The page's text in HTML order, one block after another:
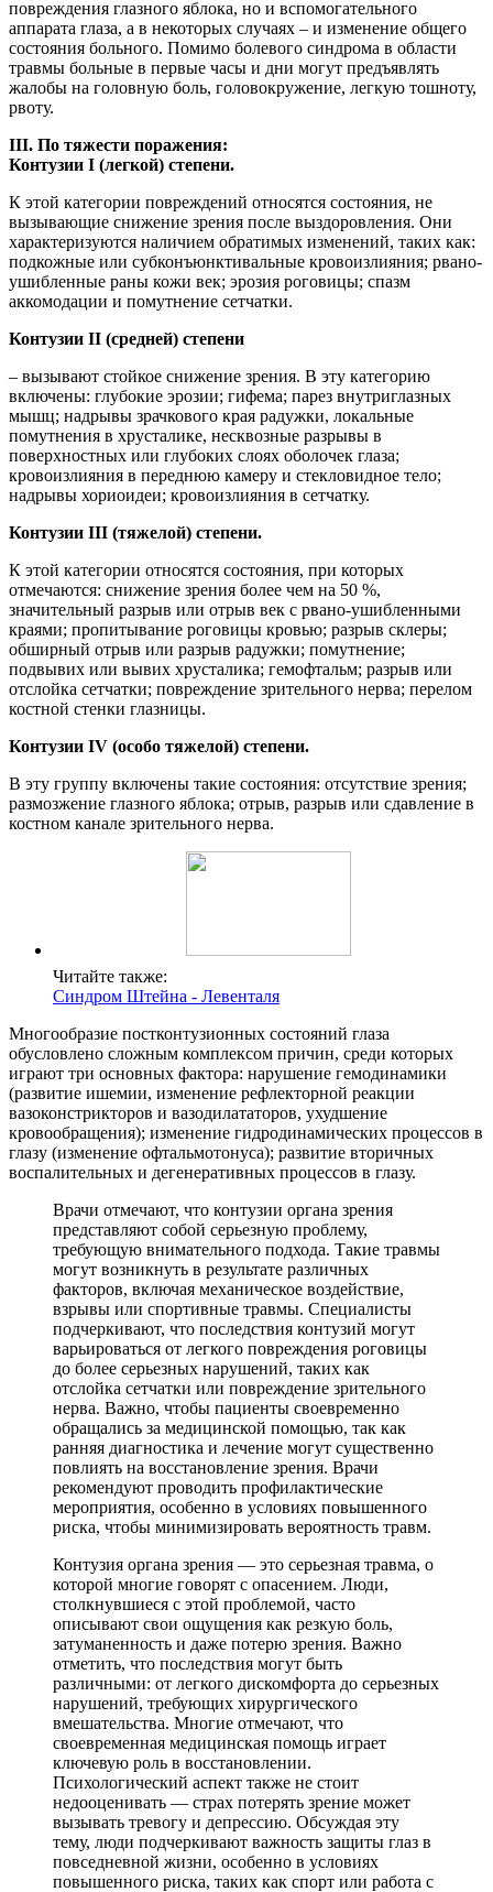
повреждения глазного яблока, но и вспомогательного
аппарата глаза, а в некоторых случаях – и изменение общего
состояния больного. Помимо болевого синдрома в области
травмы больные в первые часы и дни могут предъявлять
жалобы на головную боль, головокружение, легкую тошноту,
рвоту.
III. По тяжести поражения:
Контузии I (легкой) степени.
К этой категории повреждений относятся состояния, не
вызывающие снижение зрения после выздоровления. Они
характеризуются наличием обратимых изменений, таких как:
подкожные или субконъюнктивальные кровоизлияния; рвано-
ушибленные раны кожи век; эрозия роговицы; спазм
аккомодации и помутнение сетчатки.
Контузии II (средней) степени
– вызывают стойкое снижение зрения. В эту категорию
включены: глубокие эрозии; гифема; парез внутриглазных
мышц; надрывы зрачкового края радужки, локальные
помутнения в хрусталике, несквозные разрывы в
поверхностных или глубоких слоях оболочек глаза;
кровоизлияния в переднюю камеру и стекловидное тело;
надрывы хориоидеи; кровоизлияния в сетчатку.
Контузии III (тяжелой) степени.
К этой категории относятся состояния, при которых
отмечаются: снижение зрения более чем на 50 %,
значительный разрыв или отрыв век с рвано-ушибленными
краями; пропитывание роговицы кровью; разрыв склеры;
обширный отрыв или разрыв радужки; помутнение;
подвывих или вывих хрусталика; гемофтальм; разрыв или
отслойка сетчатки; повреждение зрительного нерва; перелом
костной стенки глазницы.
Контузии IV (особо тяжелой) степени.
В эту группу включены такие состояния: отсутствие зрения;
размозжение глазного яблока; отрыв, разрыв или сдавление в
костном канале зрительного нерва.
Читайте также:
Синдром Штейна - Левенталя
Многообразие постконтузионных состояний глаза
обусловлено сложным комплексом причин, среди которых
играют три основных фактора: нарушение гемодинамики
(развитие ишемии, изменение рефлекторной реакции
вазоконстрикторов и вазодилататоров, ухудшение
кровообращения); изменение гидродинамических процессов в
глазу (изменение офтальмотонуса); развитие вторичных
воспалительных и дегенеративных процессов в глазу.
Врачи отмечают, что контузии органа зрения
представляют собой серьезную проблему,
требующую внимательного подхода. Такие травмы
могут возникнуть в результате различных
факторов, включая механическое воздействие,
взрывы или спортивные травмы. Специалисты
подчеркивают, что последствия контузий могут
варьироваться от легкого повреждения роговицы
до более серьезных нарушений, таких как
отслойка сетчатки или повреждение зрительного
нерва. Важно, чтобы пациенты своевременно
обращались за медицинской помощью, так как
ранняя диагностика и лечение могут существенно
повлиять на восстановление зрения. Врачи
рекомендуют проводить профилактические
мероприятия, особенно в условиях повышенного
риска, чтобы минимизировать вероятность травм.
Контузия органа зрения — это серьезная травма, о
которой многие говорят с опасением. Люди,
столкнувшиеся с этой проблемой, часто
описывают свои ощущения как резкую боль,
затуманенность и даже потерю зрения. Важно
отметить, что последствия могут быть
различными: от легкого дискомфорта до серьезных
нарушений, требующих хирургического
вмешательства. Многие отмечают, что
своевременная медицинская помощь играет
ключевую роль в восстановлении.
Психологический аспект также не стоит
недооценивать — страх потерять зрение может
вызывать тревогу и депрессию. Обсуждая эту
тему, люди подчеркивают важность защиты глаз в
повседневной жизни, особенно в условиях
повышенного риска, таких как спорт или работа с